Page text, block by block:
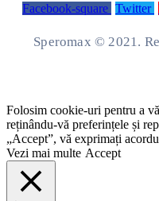
Facebook-square Twitter
Speromax © 2021.
Folosim cookie-uri pentru a
reținându-vă preferințele și
„Accept”, vă exprimați
Vezi mai multe Accept